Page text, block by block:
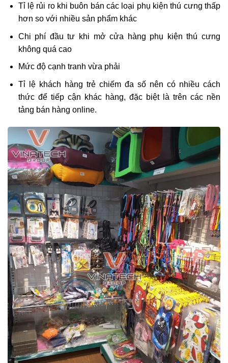
Tỉ lệ rủi ro khi buôn bán các loại phụ kiện thú cưng thấp
hơn so với nhiều sản phẩm khác
Chi phí đầu tư khi mở cửa hàng phụ kiện thú cưng
không quá cao
Mức độ cạnh tranh vừa phải
Tỉ lệ khách hàng trẻ chiếm đa số nên có nhiều cách
thức để tiếp cận khác hàng, đặc biệt là trên các nền
tảng bán hàng online.